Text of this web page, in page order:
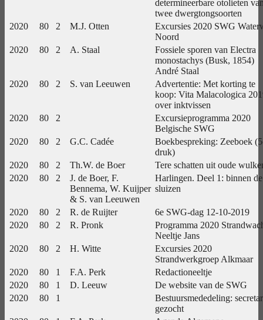
determineerbare otolieten
twee dwergtongsoorten
2020
80 2 M.J. Otten
Excursies 2020 SWG
Noord
2020
80 2 A. Staal
Fossiele sporen van Electra
monostachys (Busk, 1854)
André Staal
2020
80 2 S. van Leeuwen
Advertentie: Met korting te
koop: Vita Malacologica
over inktvissen
2020
80 2
Excursieprogramma 2020
Belgische SWG
2020
80 2 G.C. Cadée
Boekbespreking: Zeeboek
druk)
2020
80 2 Th.W. de Boer
Tere schatten uit oude
2020
80 2
J. de Boer, F.
Bennema, W. Kuijper
& S. van Leeuwen
Harlingen. Deel 1: binnen de
sluizen
2020 80 2 R. de Ruijter
6e SWG-dag 12-10-2019
2020
80 2 R. Pronk
Programma 2020
Neeltje Jans
2020
80 2 H. Witte
Excursies 2020
Strandwerkgroep Alkmaar
2020
80 1 F.A. Perk
Redactioneeltje
2020
80 1 D. Leeuw
De website van de SWG
2020
80 1
Bestuursmededeling:
gezocht